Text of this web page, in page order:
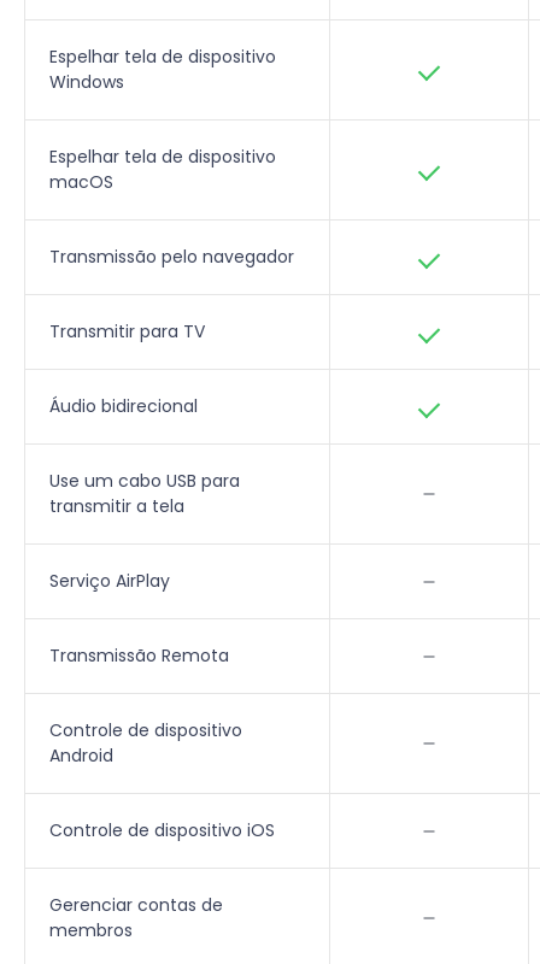
Espelhar tela de dispositivo
Windows
Espelhar tela de dispositivo
macOS
Transmissão pelo navegador
Transmitir para TV
Áudio bidirecional
Use um cabo USB para
transmitir a tela
Serviço AirPlay
Transmissão Remota
Controle de dispositivo
Android
Controle de dispositivo iOS
Gerenciar contas de
membros